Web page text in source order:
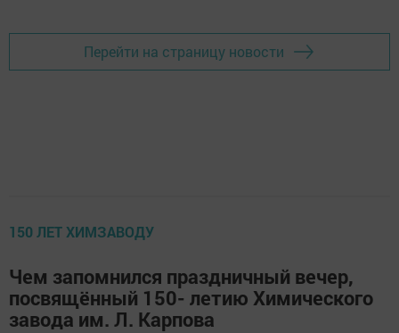
Перейти на страницу новости
150 ЛЕТ ХИМЗАВОДУ
Чем запомнился праздничный вечер,
посвящённый 150- летию Химического
завода им. Л. Карпова